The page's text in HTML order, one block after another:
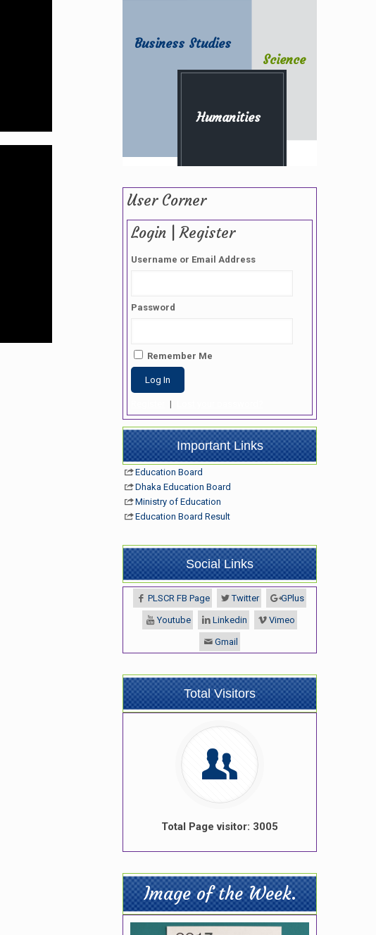
Humanities
Business Studies
Science
User Corner
Login | Register
Username or Email Address
Password
Remember Me
|
Important Links
Education Board
Dhaka Education Board
Ministry of Education
Education Board Result
Social Links
PLSCR FB Page Twitter GPlus
Youtube Linkedin Vimeo
Gmail
Total Visitors
Total Page visitor: 3005
Image of the Week.